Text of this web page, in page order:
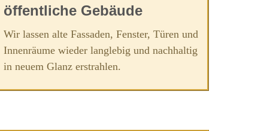
öffentliche Gebäude
Wir lassen alte Fassaden, Fenster, Türen und
Innenräume wieder langlebig und nachhaltig
in neuem Glanz erstrahlen.